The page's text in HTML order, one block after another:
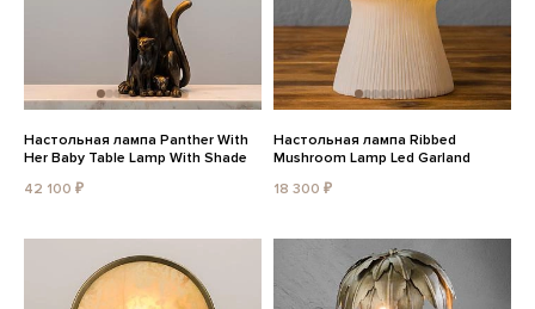
Настольная лампа Panther With
Her Baby Table Lamp With Shade
42 100 ₽
Настольная лампа Ribbed
Mushroom Lamp Led Garland
18 300 ₽